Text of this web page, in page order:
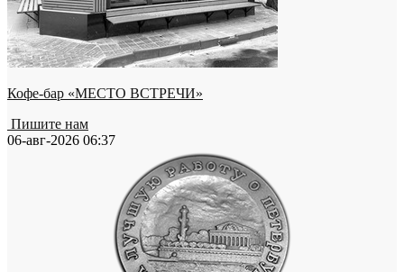
Кофе-бар «МЕСТО ВСТРЕЧИ»
Пишите нам
06-авг-2026 06:37